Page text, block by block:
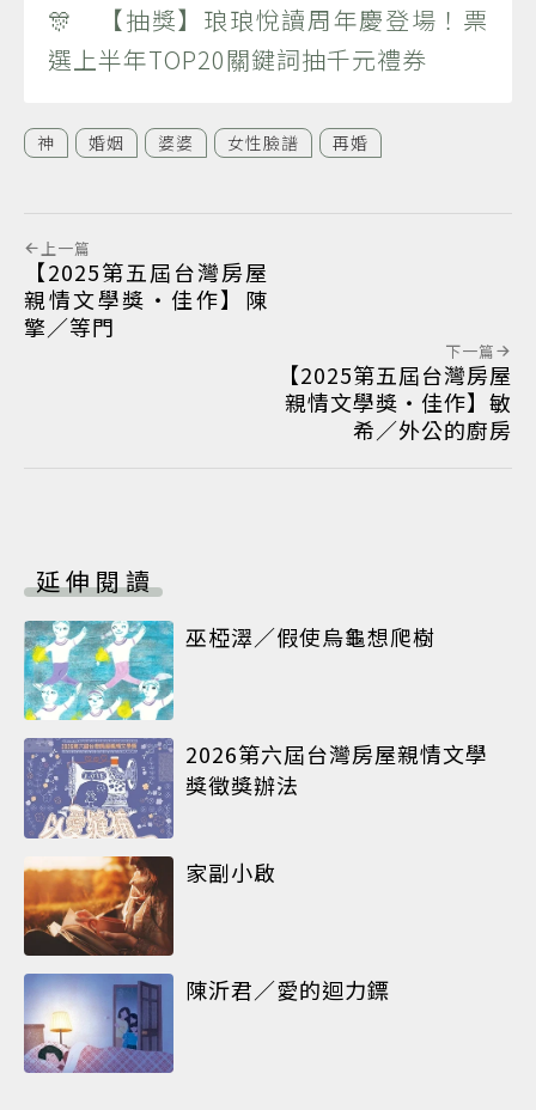
🎊 【抽獎】琅琅悅讀周年慶登場！票
選上半年TOP20關鍵詞抽千元禮券
神 婚姻 婆婆 女性臉譜 再婚
上一篇
【2025第五屆台灣房屋
親情文學獎‧佳作】陳
擎／等門
下一篇
【2025第五屆台灣房屋
親情文學獎‧佳作】敏
希／外公的廚房
延伸閱讀
巫椏濢／假使烏龜想爬樹
2026第六屆台灣房屋親情文學
獎徵獎辦法
家副小啟
陳沂君／愛的迴力鏢